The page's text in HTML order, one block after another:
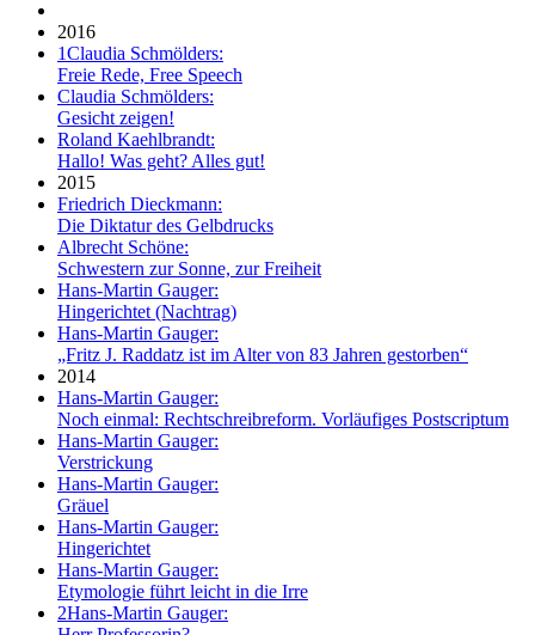
2016
1Claudia Schmölders:
Freie Rede, Free Speech
Claudia Schmölders:
Gesicht zeigen!
Roland Kaehlbrandt:
Hallo! Was geht? Alles gut!
2015
Friedrich Dieckmann:
Die Diktatur des Gelbdrucks
Albrecht Schöne:
Schwestern zur Sonne, zur Freiheit
Hans-Martin Gauger:
Hingerichtet (Nachtrag)
Hans-Martin Gauger:
„Fritz J. Raddatz ist im Alter von 83 Jahren gestorben“
2014
Hans-Martin Gauger:
Noch einmal: Rechtschreibreform. Vorläufiges Postscriptum
Hans-Martin Gauger:
Verstrickung
Hans-Martin Gauger:
Gräuel
Hans-Martin Gauger:
Hingerichtet
Hans-Martin Gauger:
Etymologie führt leicht in die Irre
2Hans-Martin Gauger: